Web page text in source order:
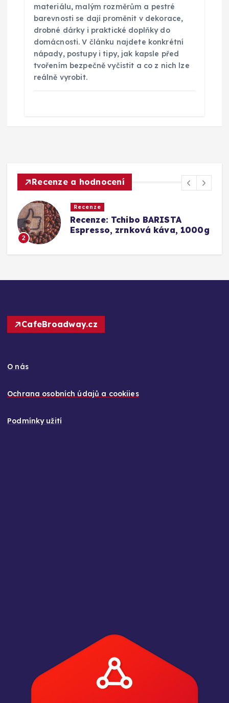
materiálu, malým rozměrům a pestré
barevnosti se dají proměnit v dekorace,
drobné dárky i praktické doplňky do
domácnosti. V článku najdete konkrétní
nápady, postupy i tipy, jak kapsle před
tvořením bezpečně vyčistit a co z nich lze
reálně vyrobit.
Recenze a hodnocení
2
Recenze
Recenze: Tchibo BARISTA
Espresso, zrnková káva, 1000g
CafeBroadway.cz
O nás
Ochrana osobních údajů a cookiies
Podmínky užití